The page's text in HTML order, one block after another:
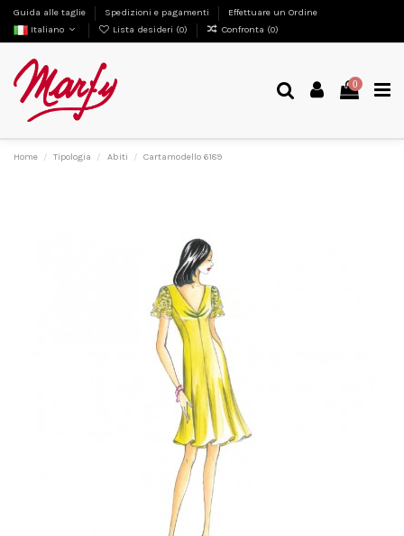
Guida alle taglie Spedizioni e pagamenti
Effettuare un Ordine
Italiano
Lista desideri (0) Confronta (0)
0
Home Tipologia Abiti Cartamodello 6189